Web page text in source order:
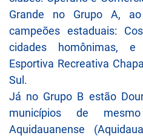
Grande no Grupo A,
campeões estaduais:
cidades homônimas,
Esportiva Recreativa
Sul.
Já no Grupo B estão
municípios de
Aquidauanense